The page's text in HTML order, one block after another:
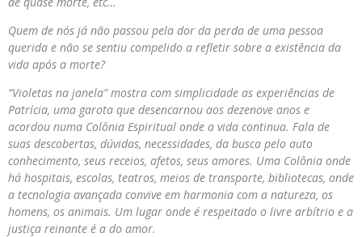
Quem de nós já não passou pela dor da perda de uma pessoa
querida e não se sentiu compelido a refletir sobre a existência da
vida após a morte?
“Violetas na janela” mostra com simplicidade as experiências de
Patrícia, uma garota que desencarnou aos dezenove anos e
acordou numa Colônia Espiritual onde a vida continua. Fala de
suas descobertas, dúvidas, necessidades, da busca pelo auto
conhecimento, seus receios, afetos, seus amores. Uma Colônia onde
há hospitais, escolas, teatros, meios de transporte, bibliotecas, onde
a tecnologia avançada convive em harmonia com a natureza, os
homens, os animais. Um lugar onde é respeitado o livre arbítrio e a
justiça reinante é a do amor.